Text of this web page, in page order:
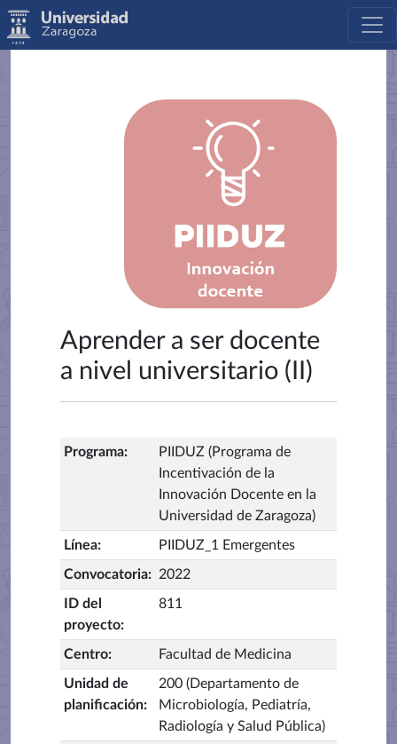
Aprender a ser docente
a nivel universitario (II)
Programa:
PIIDUZ (Programa de
Incentivación de la
Innovación Docente en la
Universidad de Zaragoza)
Línea: PIIDUZ_1 Emergentes
Convocatoria: 2022
ID del
proyecto:
811
Centro: Facultad de Medicina
Unidad de
planificación:
200 (Departamento de
Microbiología, Pediatría,
Radiología y Salud Pública)